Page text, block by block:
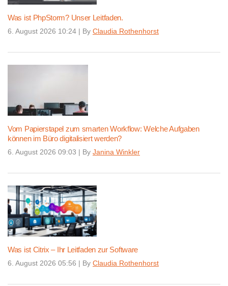
Was ist PhpStorm? Unser Leitfaden.
6. August 2026 10:24 | By Claudia Rothenhorst
Vom Papierstapel zum smarten Workflow: Welche Aufgaben
können im Büro digitalisiert werden?
6. August 2026 09:03 | By Janina Winkler
Was ist Citrix – Ihr Leitfaden zur Software
6. August 2026 05:56 | By Claudia Rothenhorst